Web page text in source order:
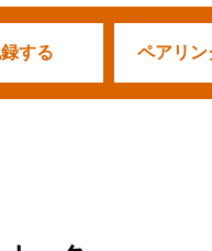
する ペアリン